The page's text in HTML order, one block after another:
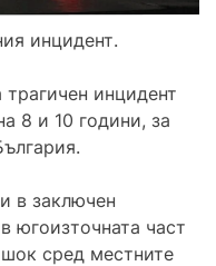
инцидент.
инцидент
8 и 10 години, за
в заключен
югоизточната част
сред местните